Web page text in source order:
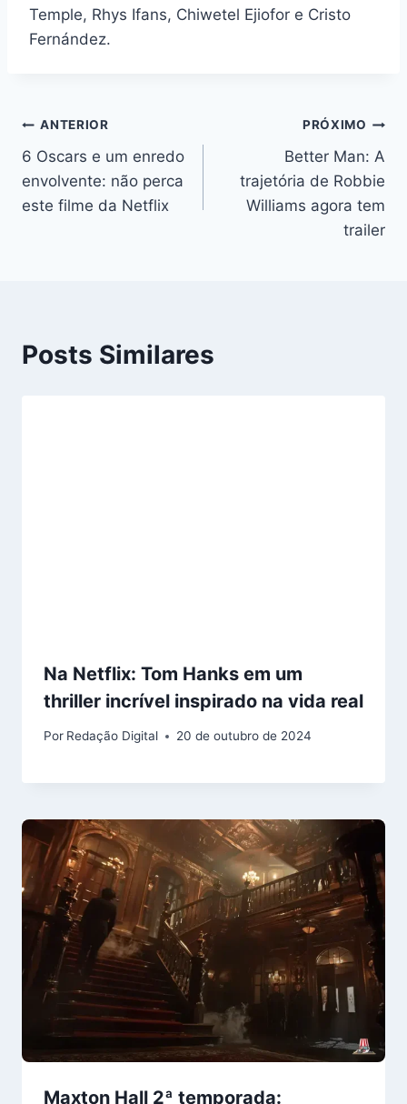
Temple, Rhys Ifans, Chiwetel Ejiofor e Cristo
Fernández.
Navegação
de
Post
ANTERIOR
6 Oscars e um enredo
envolvente: não perca
este filme da Netflix
PRÓXIMO
Better Man: A
trajetória de Robbie
Williams agora tem
trailer
Posts Similares
Na Netflix: Tom Hanks em um
thriller incrível inspirado na vida real
Por Redação Digital 20 de outubro de 2024
Maxton Hall 2ª temporada: